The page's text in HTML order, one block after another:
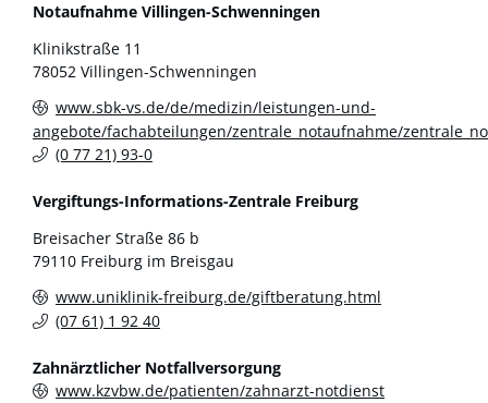
Notaufnahme Villingen-Schwenningen
Klinikstraße 11
78052 Villingen-Schwenningen
www.sbk-vs.de/de/medizin/leistungen-und-
angebote/fachabteilungen/zentrale_notaufnahme/
(0 77 21) 93-0
Vergiftungs-Informations-Zentrale Freiburg
Breisacher Straße 86 b
79110 Freiburg im Breisgau
www.uniklinik-freiburg.de/giftberatung.html
(07 61) 1 92 40
Zahnärztlicher Notfallversorgung
www.kzvbw.de/patienten/zahnarzt-notdienst